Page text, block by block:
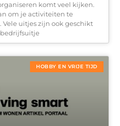
komt veel kijken.
om je activiteiten te
uitjes zijn ook geschikt
HOBBY EN VRIJE TIJD